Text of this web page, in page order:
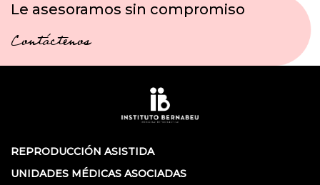
Le asesoramos sin compromiso
Contáctenos
REPRODUCCIÓN ASISTIDA
UNIDADES MÉDICAS ASOCIADAS